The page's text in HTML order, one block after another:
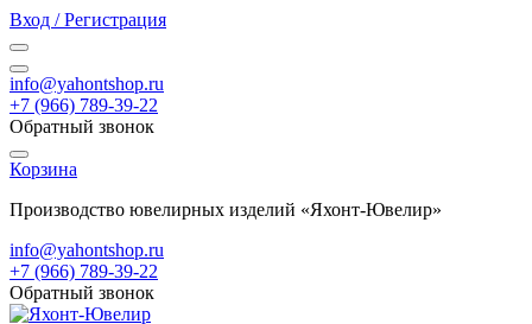
Вход / Регистрация
info@yahontshop.ru
+7 (966) 789-39-22
Обратный звонок
Корзина
Производство ювелирных изделий «Яхонт-Ювелир»
info@yahontshop.ru
+7 (966) 789-39-22
Обратный звонок